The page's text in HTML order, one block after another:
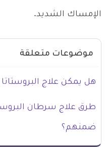
الإمساك الشديد.
موضوعات متعلقة
هل يمكن علاج البروستاتا
طرق علاج سرطان
ضمنهم؟